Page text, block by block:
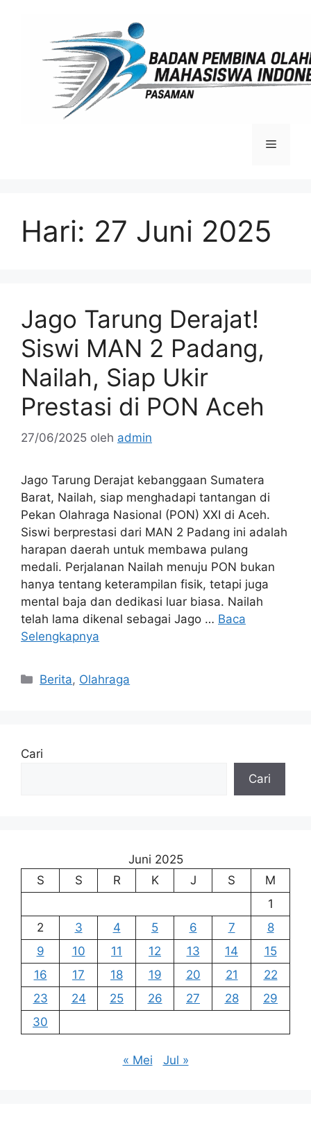
Menu
Hari: 27 Juni 2025
Jago Tarung Derajat!
Siswi MAN 2 Padang,
Nailah, Siap Ukir
Prestasi di PON Aceh
27/06/2025 oleh admin
Jago Tarung Derajat kebanggaan Sumatera
Barat, Nailah, siap menghadapi tantangan di
Pekan Olahraga Nasional (PON) XXI di Aceh.
Siswi berprestasi dari MAN 2 Padang ini adalah
harapan daerah untuk membawa pulang
medali. Perjalanan Nailah menuju PON bukan
hanya tentang keterampilan fisik, tetapi juga
mental baja dan dedikasi luar biasa. Nailah
telah lama dikenal sebagai Jago … Baca
Selengkapnya
Kategori
Berita, Olahraga
Cari
Cari
Juni 2025
S
S R K J S
M
1
2
3 4 5 6 7
8
9
10 11 12 13 14
15
16
17 18 19 20 21
22
23
24 25 26 27 28
29
30
« Mei Jul »